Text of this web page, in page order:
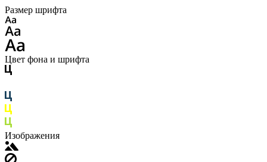
Размер шрифта
Цвет фона и шрифта
Изображения